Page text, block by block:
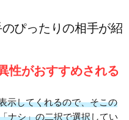
ぴったりの相手が紹
性がおすすめされる
示してくれるので、そこの
ナシ」の二択で選択してい